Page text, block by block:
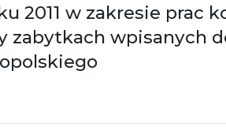
2011 w zakresie prac
zabytkach wpisanych